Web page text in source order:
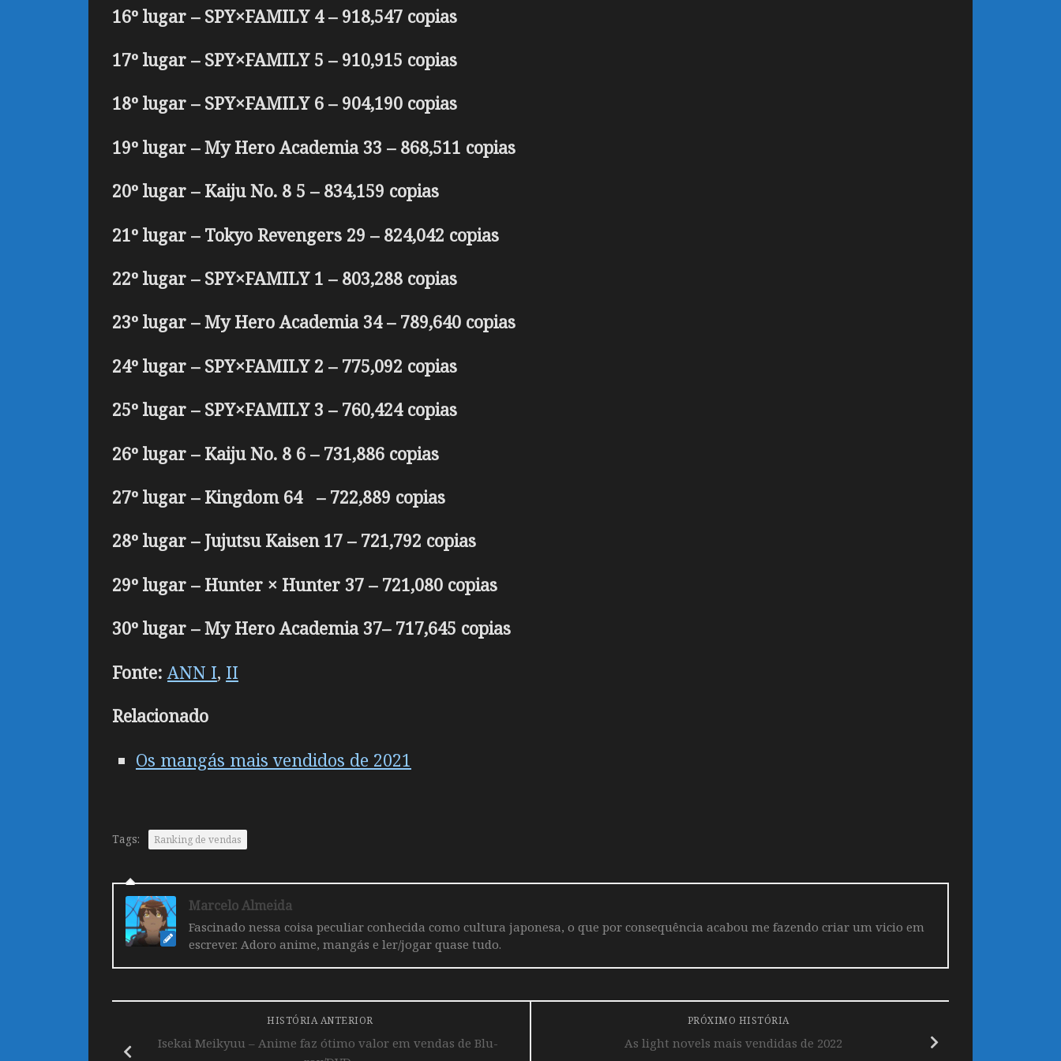
16º lugar – SPY×FAMILY 4 – 918,547 copias
17º lugar – SPY×FAMILY 5 – 910,915 copias
18º lugar – SPY×FAMILY 6 – 904,190 copias
19º lugar – My Hero Academia 33 – 868,511 copias
20º lugar – Kaiju No. 8 5 – 834,159 copias
21º lugar – Tokyo Revengers 29 – 824,042 copias
22º lugar – SPY×FAMILY 1 – 803,288 copias
23º lugar – My Hero Academia 34 – 789,640 copias
24º lugar – SPY×FAMILY 2 – 775,092 copias
25º lugar – SPY×FAMILY 3 – 760,424 copias
26º lugar – Kaiju No. 8 6 – 731,886 copias
27º lugar – Kingdom 64 – 722,889 copias
28º lugar – Jujutsu Kaisen 17 – 721,792 copias
29º lugar – Hunter × Hunter 37 – 721,080 copias
30º lugar – My Hero Academia 37– 717,645 copias
Fonte: ANN I, II
Relacionado
Os mangás mais vendidos de 2021
Tags: Ranking de vendas
Marcelo Almeida
Fascinado nessa coisa peculiar conhecida como cultura japonesa, o que por consequência acabou me fazendo criar um vicio em
escrever. Adoro anime, mangás e ler/jogar quase tudo.
PRÓXIMO HISTÓRIA
As light novels mais vendidas de 2022
HISTÓRIA ANTERIOR
Isekai Meikyuu – Anime faz ótimo valor em vendas de Blu-